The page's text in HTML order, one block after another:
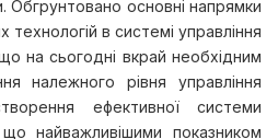
Обгрунтовано основні напрямки
технологій в системі управління
на сьогодні вкрай необхідним
належного рівня управління
ефективної системи
найважливішими показником